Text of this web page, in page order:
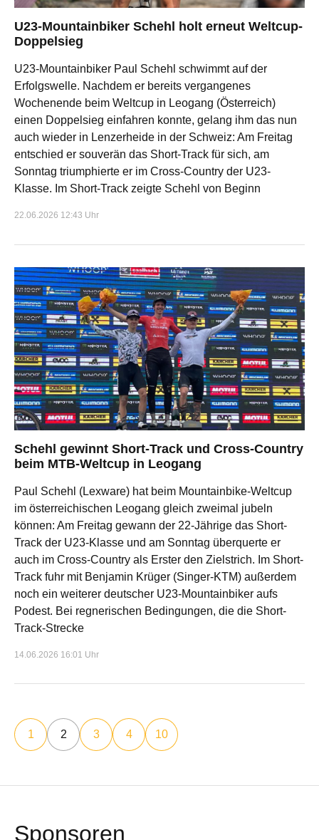
U23-Mountainbiker Schehl holt erneut Weltcup-
Doppelsieg
U23-Mountainbiker Paul Schehl schwimmt auf der
Erfolgswelle. Nachdem er bereits vergangenes
Wochenende beim Weltcup in Leogang (Österreich)
einen Doppelsieg einfahren konnte, gelang ihm das nun
auch wieder in Lenzerheide in der Schweiz: Am Freitag
entschied er souverän das Short-Track für sich, am
Sonntag triumphierte er im Cross-Country der U23-
Klasse. Im Short-Track zeigte Schehl von Beginn
22.06.2026 12:43 Uhr
Schehl gewinnt Short-Track und Cross-Country
beim MTB-Weltcup in Leogang
Paul Schehl (Lexware) hat beim Mountainbike-Weltcup
im österreichischen Leogang gleich zweimal jubeln
können: Am Freitag gewann der 22-Jährige das Short-
Track der U23-Klasse und am Sonntag überquerte er
auch im Cross-Country als Erster den Zielstrich. Im Short-
Track fuhr mit Benjamin Krüger (Singer-KTM) außerdem
noch ein weiterer deutscher U23-Mountainbiker aufs
Podest. Bei regnerischen Bedingungen, die die Short-
Track-Strecke
14.06.2026 16:01 Uhr
1 2 3 4 10
Sponsoren